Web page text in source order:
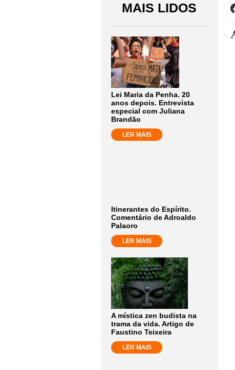
MAIS LIDOS
Lei Maria da Penha. 20
anos depois. Entrevista
especial com Juliana
Brandão
LER MAIS
Itinerantes do Espírito.
Comentário de Adroaldo
Palaoro
LER MAIS
A mística zen budista na
trama da vida. Artigo de
Faustino Teixeira
LER MAIS